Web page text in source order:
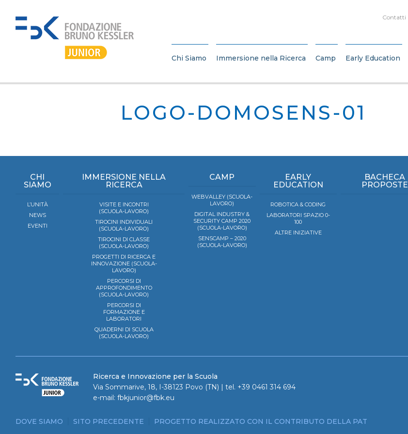
Contatti
Chi Siamo Immersione nella Ricerca Camp Early Education
LOGO-DOMOSENS-01
CHI
SIAMO
L’UNITÀ
NEWS
EVENTI
IMMERSIONE NELLA
RICERCA
VISITE E INCONTRI
(SCUOLA-LAVORO)
TIROCINI INDIVIDUALI
(SCUOLA-LAVORO)
TIROCINI DI CLASSE
(SCUOLA-LAVORO)
PROGETTI DI RICERCA E
INNOVAZIONE (SCUOLA-
LAVORO)
PERCORSI DI
APPROFONDIMENTO
(SCUOLA-LAVORO)
PERCORSI DI
FORMAZIONE E
LABORATORI
QUADERNI DI SCUOLA
(SCUOLA-LAVORO)
CAMP
WEBVALLEY (SCUOLA-
LAVORO)
DIGITAL INDUSTRY &
SECURITY CAMP 2020
(SCUOLA-LAVORO)
SENSCAMP – 2020
(SCUOLA-LAVORO)
EARLY
EDUCATION
ROBOTICA & CODING
LABORATORI SPAZIO 0-
100
ALTRE INIZIATIVE
BACHECA
PROPOSTE
Ricerca e Innovazione per la Scuola
Via Sommarive, 18, I-38123 Povo (TN) | tel. +39 0461 314 694
e-mail: fbkjunior@fbk.eu
DOVE SIAMO SITO PRECEDENTE PROGETTO REALIZZATO CON IL CONTRIBUTO DELLA PAT